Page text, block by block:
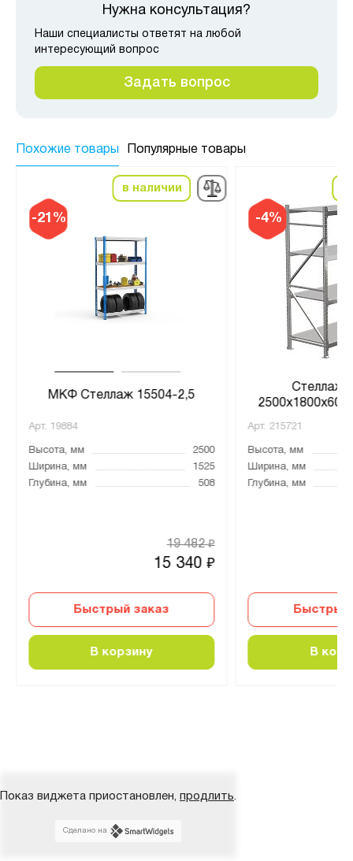
Нужна консультация?
Наши специалисты ответят на любой
интересующий вопрос
Задать вопрос
Похожие товары Популярные товары
-21%
в наличии
МКФ Стеллаж 15504-2,5
Арт. 19884
Высота, мм
2500
Ширина, мм
1525
Глубина, мм
508
15 340₽
19 482₽
Быстрый заказ
В корзину
-4%
Стеллаж
Арт. 215721
Высота, мм
Ширина, мм
Глубина, мм
Быстрый
В
Показ виджета приостановлен, продлить.
Сделано на